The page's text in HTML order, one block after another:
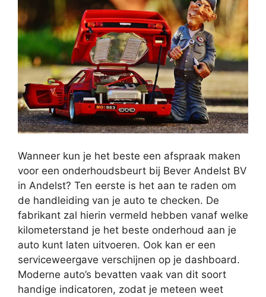
Wanneer kun je het beste een afspraak maken
voor een onderhoudsbeurt bij Bever Andelst BV
in Andelst? Ten eerste is het aan te raden om
de handleiding van je auto te checken. De
fabrikant zal hierin vermeld hebben vanaf welke
kilometerstand je het beste onderhoud aan je
auto kunt laten uitvoeren. Ook kan er een
serviceweergave verschijnen op je dashboard.
Moderne auto’s bevatten vaak van dit soort
handige indicatoren, zodat je meteen weet